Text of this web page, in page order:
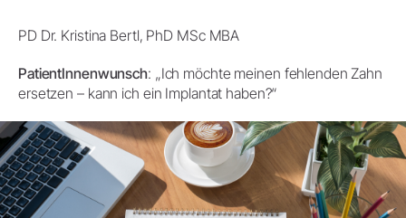
PD Dr. Kristina Bertl, PhD MSc MBA
PatientInnenwunsch: „Ich möchte meinen fehlenden Zahn
ersetzen – kann ich ein Implantat haben?“